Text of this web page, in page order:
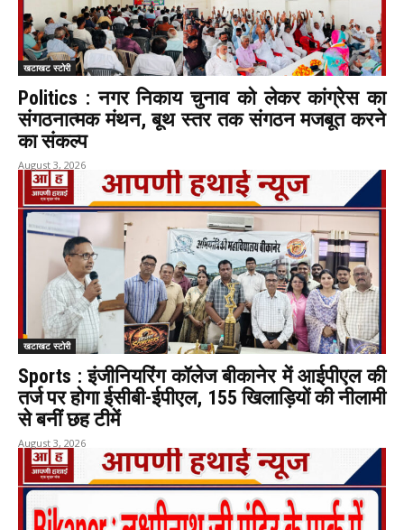
खटाखट स्टोरी
Politics : नगर निकाय चुनाव को लेकर कांग्रेस का
संगठनात्मक मंथन, बूथ स्तर तक संगठन मजबूत करने
का संकल्प
August 3, 2026
खटाखट स्टोरी
Sports : इंजीनियरिंग कॉलेज बीकानेर में आईपीएल की
तर्ज पर होगा ईसीबी-ईपीएल, 155 खिलाड़ियों की नीलामी
से बनीं छह टीमें
August 3, 2026